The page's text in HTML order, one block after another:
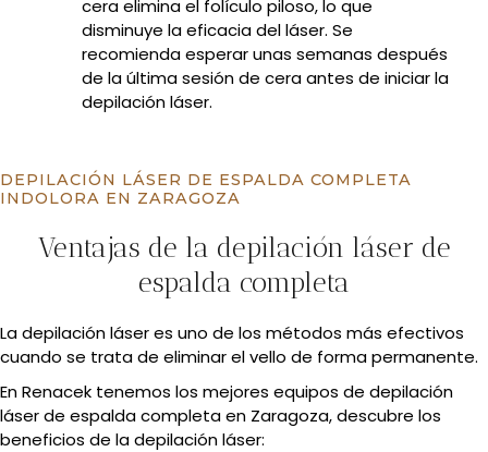
cera elimina el folículo piloso, lo que
disminuye la eficacia del láser. Se
recomienda esperar unas semanas después
de la última sesión de cera antes de iniciar la
depilación láser.
DEPILACIÓN LÁSER DE ESPALDA COMPLETA
INDOLORA EN ZARAGOZA
Ventajas de la depilación láser de
espalda completa
La depilación láser es uno de los métodos más efectivos
cuando se trata de eliminar el vello de forma permanente.
En Renacek tenemos los mejores equipos de depilación
láser de espalda completa en Zaragoza, descubre los
beneficios de la depilación láser: